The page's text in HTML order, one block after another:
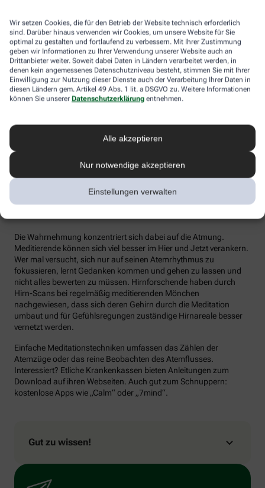
Wir setzen Cookies, die für den Betrieb der Website technisch erforderlich
sind. Darüber hinaus verwenden wir Cookies, um unsere Website für Sie
optimal zu gestalten und fortlaufend zu verbessern. Mit Ihrer Zustimmung
geben wir Informationen zu Ihrer Verwendung unserer Website auch an
Drittanbieter weiter. Soweit dabei Daten in Ländern verarbeitet werden, in
denen kein angemessenes Datenschutzniveau besteht, stimmen Sie mit Ihrer
Einwilligung zur Nutzung dieser Dienste auch der Verarbeitung Ihrer Daten in
diesen Ländern gem. Artikel 49 Abs. 1 lit. a DSGVO zu. Weitere Informationen
können Sie unserer Datenschutzerklärung entnehmen.
Alle akzeptieren
Nur notwendige akzeptieren
Einstellungen verwalten
nur zehn Prozent ihres Zwerchfellvolumens, sie atmen also
oberflächlich. So ein kurzer Atemzug belüftet dann aber auch nur
den oberen Lungenbereich. Der Bauchraum ist häufig mit
Sauerstoff unterversorgt, mit ein Grund für Bluthochdruck und
Herz-Kreislauf-Probleme. Wer so flach atmet, verspannt zudem
seinen Oberkörper – auch das wirkt sich auf Dauer negativ aus:
verspannte Muskeln und ungute Emotionen wie Angst, Unruhe
und Wut.
gleichmäßiger, der Mensch entspannter. Dass Sie die tiefe
Zwerchfellatmung richtig anwenden, zeigt sich am nach außen
gewölbten Bauch. Tipp: Zur taktilen Unterstützung die Hände auf
den Bauch legen.
Warum ist Meditation gesund?
Die Wahrnehmung konzentriert sich dabei auf die Atmung.
Meditierende können sich viel besser im Hier und Jetzt verankern.
Wer mal versucht, sich nur auf seinen Atemrhythmus zu
fokussieren, lernt Gedanken kommen und gehen zu lassen und
nicht alles bewerten zu müssen. Hirnforschende haben durch
Hirn-Scans bei regelmäßig meditierenden Mönchen
nachgewiesen, dass sich deren Gehirn durch die Meditation
umbaut und für Gefühlsregungen zuständige Hirnareale besser
vernetzt werden.
Einfache Meditationstechniken umfassen das Zählen der
Atemzüge oder das reine Beobachten des Atemflusses.
Interessiert? Etliche Krankenkassen bieten Anleitungen zum
Download auf ihren Webseiten. Auch gut zum Schnuppern:
kostenlose Apps wie „Calm“ oder „7mind“.
Gut zu wissen!